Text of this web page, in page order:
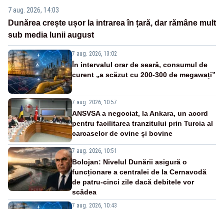
7 aug. 2026, 14:03
Dunărea crește ușor la intrarea în țară, dar rămâne mult
sub media lunii august
7 aug. 2026, 13:02
În intervalul orar de seară, consumul de
curent „a scăzut cu 200-300 de megawați”
7 aug. 2026, 10:57
ANSVSA a negociat, la Ankara, un acord
pentru facilitarea tranzitului prin Turcia al
carcaselor de ovine și bovine
7 aug. 2026, 10:51
Bolojan: Nivelul Dunării asigură o
funcționare a centralei de la Cernavodă
de patru-cinci zile dacă debitele vor
scădea
7 aug. 2026, 10:43